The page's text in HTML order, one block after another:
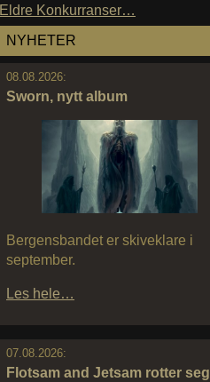
Eldre Konkurranser…
NYHETER
08.08.2026:
Sworn, nytt album
Bergensbandet er skiveklare i
september.
Les hele…
07.08.2026:
Flotsam and Jetsam rotter seg